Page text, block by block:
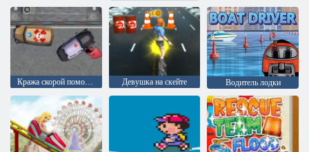
Кража скорой помощи Девушка на скейте Водитель лодки